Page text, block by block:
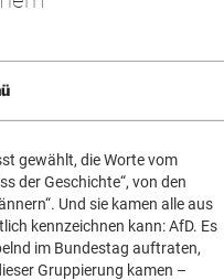
gewählt, die Worte vom
der Geschichte“, von den
Und sie kamen alle aus
kennzeichnen kann: AfD. Es
im Bundestag auftraten,
Gruppierung kamen –